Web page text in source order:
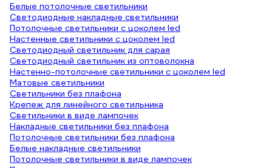
Белые потолочные светильники
Светодиодные накладные светильники
Потолочные светильники с цоколем led
Настенные светильники с цоколем led
Светодиодный светильник для сарая
Светодиодный светильник из оптоволокна
Настенно-потолочные светильники с цоколем led
Матовые светильники
Светильники без плафона
Крепеж для линейного светильника
Светильники в виде лампочек
Накладные светильники без плафона
Потолочные светильники без плафона
Белые накладные светильники
Потолочные светильники в виде лампочек